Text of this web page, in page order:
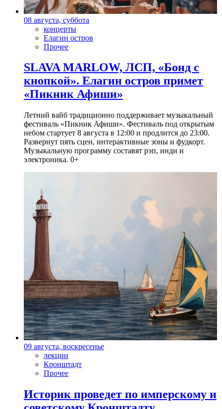
08 августа, суббота
концерты
Елагин остров
Прочее
SLAVA MARLOW, ЛСП, «Бонд с
кнопкой». Елагин остров примет
«Пикник Афиши»
Летний вайб традиционно поддерживает музыкальный
фестиваль «Пикник Афиши». Фестиваль под открытым
небом стартует 8 августа в 12:00 и продлится до 23:00.
Развернут пять сцен, интерактивные зоны и фудкорт.
Музыкальную программу составят рэп, инди и
электроника. 0+
09 августа, воскресенье
лекции
Кронштадт
Прочее
Историк проведет по имперскому и